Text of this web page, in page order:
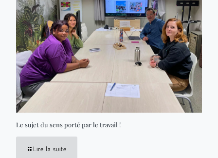
Le sujet du sens porté par le travail !
Lire la suite